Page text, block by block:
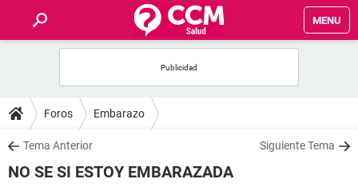
MENU
FOROS
SALUD
Foros Embarazo
Tema Anterior Siguiente Tema
NO SE SI ESTOY EMBARAZADA